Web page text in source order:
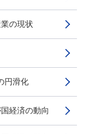
の現状
円滑化
経済の動向